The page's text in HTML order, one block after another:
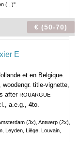
(...)".
€ (50-70)
et en Belgique.
title-vignette,
after ROUARGUE
a.e.g., 4to.
(3x), Antwerp (2x),
Leyden, Liège, Louvain,